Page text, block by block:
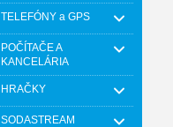
TELEFÓNY a GPS
POČÍTAČE A
KANCELÁRIA
HRAČKY
SODASTREAM